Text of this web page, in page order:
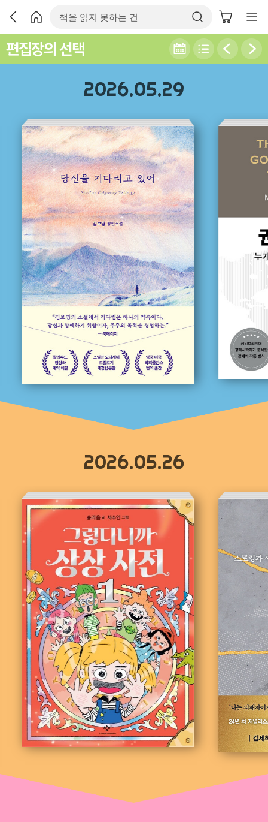
편집장의 선택
2026.05.29
2026.05.26